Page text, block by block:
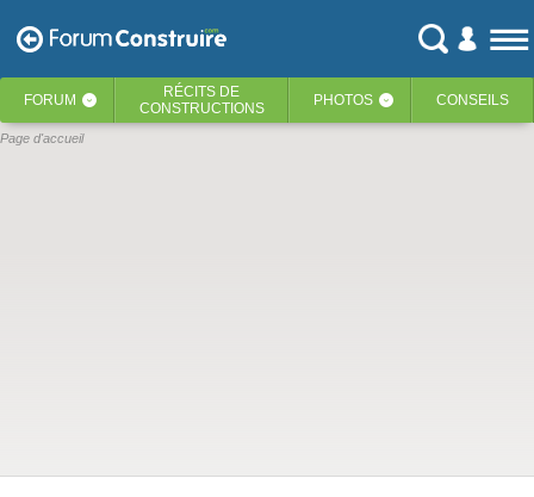
FORUM ‹ RÉCITS DE
CONSTRUCTIONS
PHOTOS ‹ CONSEILS
Page d'accueil